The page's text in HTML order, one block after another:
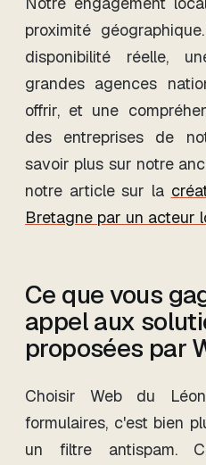
proximité
disponibilité réelle,
grandes agences
offrir, et une
des entreprises de
savoir plus sur notre
notre article sur la
Bretagne par un acteur
Ce que vous
appel aux
proposées par
Choisir Web du
formulaires, c'est bien
un filtre antispam.